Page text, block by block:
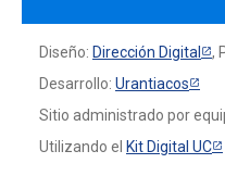
Diseño: Dirección Digital
,
Desarrollo: Urantiacos
Sitio administrado por
Utilizando el Kit Digital UC